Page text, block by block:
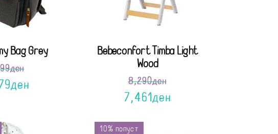
Bag Grey
ден
ден
Bebeconfort Timba Light
Wood
8,290ден
7,461ден
10% попуст